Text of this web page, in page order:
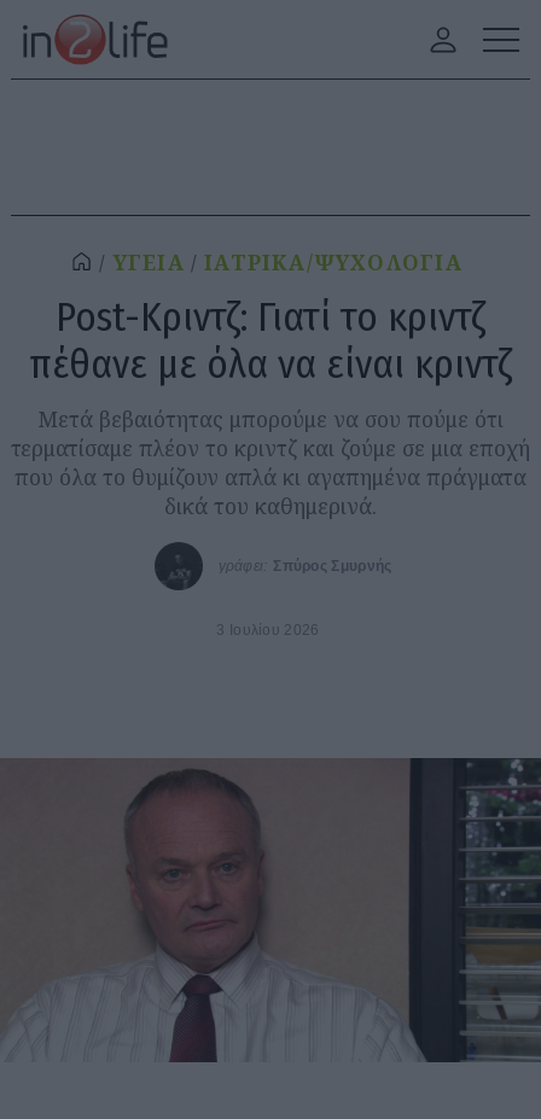
ΥΓΕΙΑ ΙΑΤΡΙΚΑ/ΨΥΧΟΛΟΓΙΑ
Post-Κριντζ: Γιατί το κριντζ
πέθανε με όλα να είναι κριντζ
Μετά βεβαιότητας μπορούμε να σου πούμε ότι
τερματίσαμε πλέον το κριντζ και ζούμε σε μια εποχή
που όλα το θυμίζουν απλά κι αγαπημένα πράγματα
δικά του καθημερινά.
γράφει: Σπύρος Σμυρνής
3 Ιουλίου 2026